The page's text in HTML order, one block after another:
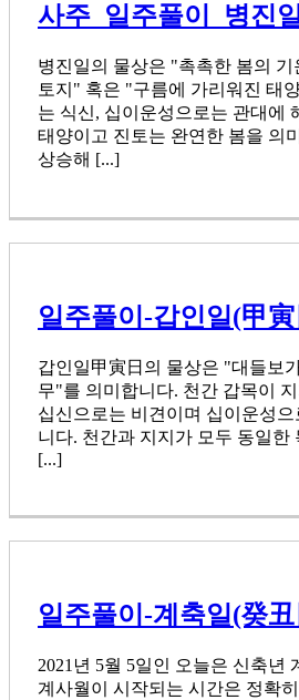
사주_일주풀이_병진일
병진일의 물상은 "촉촉한 봄의
토지" 혹은 "구름에 가리워진 태
는 식신, 십이운성으로는 관대에
태양이고 진토는 완연한 봄을 의
상승해 [...]
일주풀이-갑인일(甲
갑인일甲寅日의 물상은 "대들보
무"를 의미합니다. 천간 갑목이
십신으로는 비견이며 십이운성
니다. 천간과 지지가 모두 동일한
[...]
일주풀이-계축일(癸
2021년 5월 5일인 오늘은 신축년
계사월이 시작되는 시간은 정확